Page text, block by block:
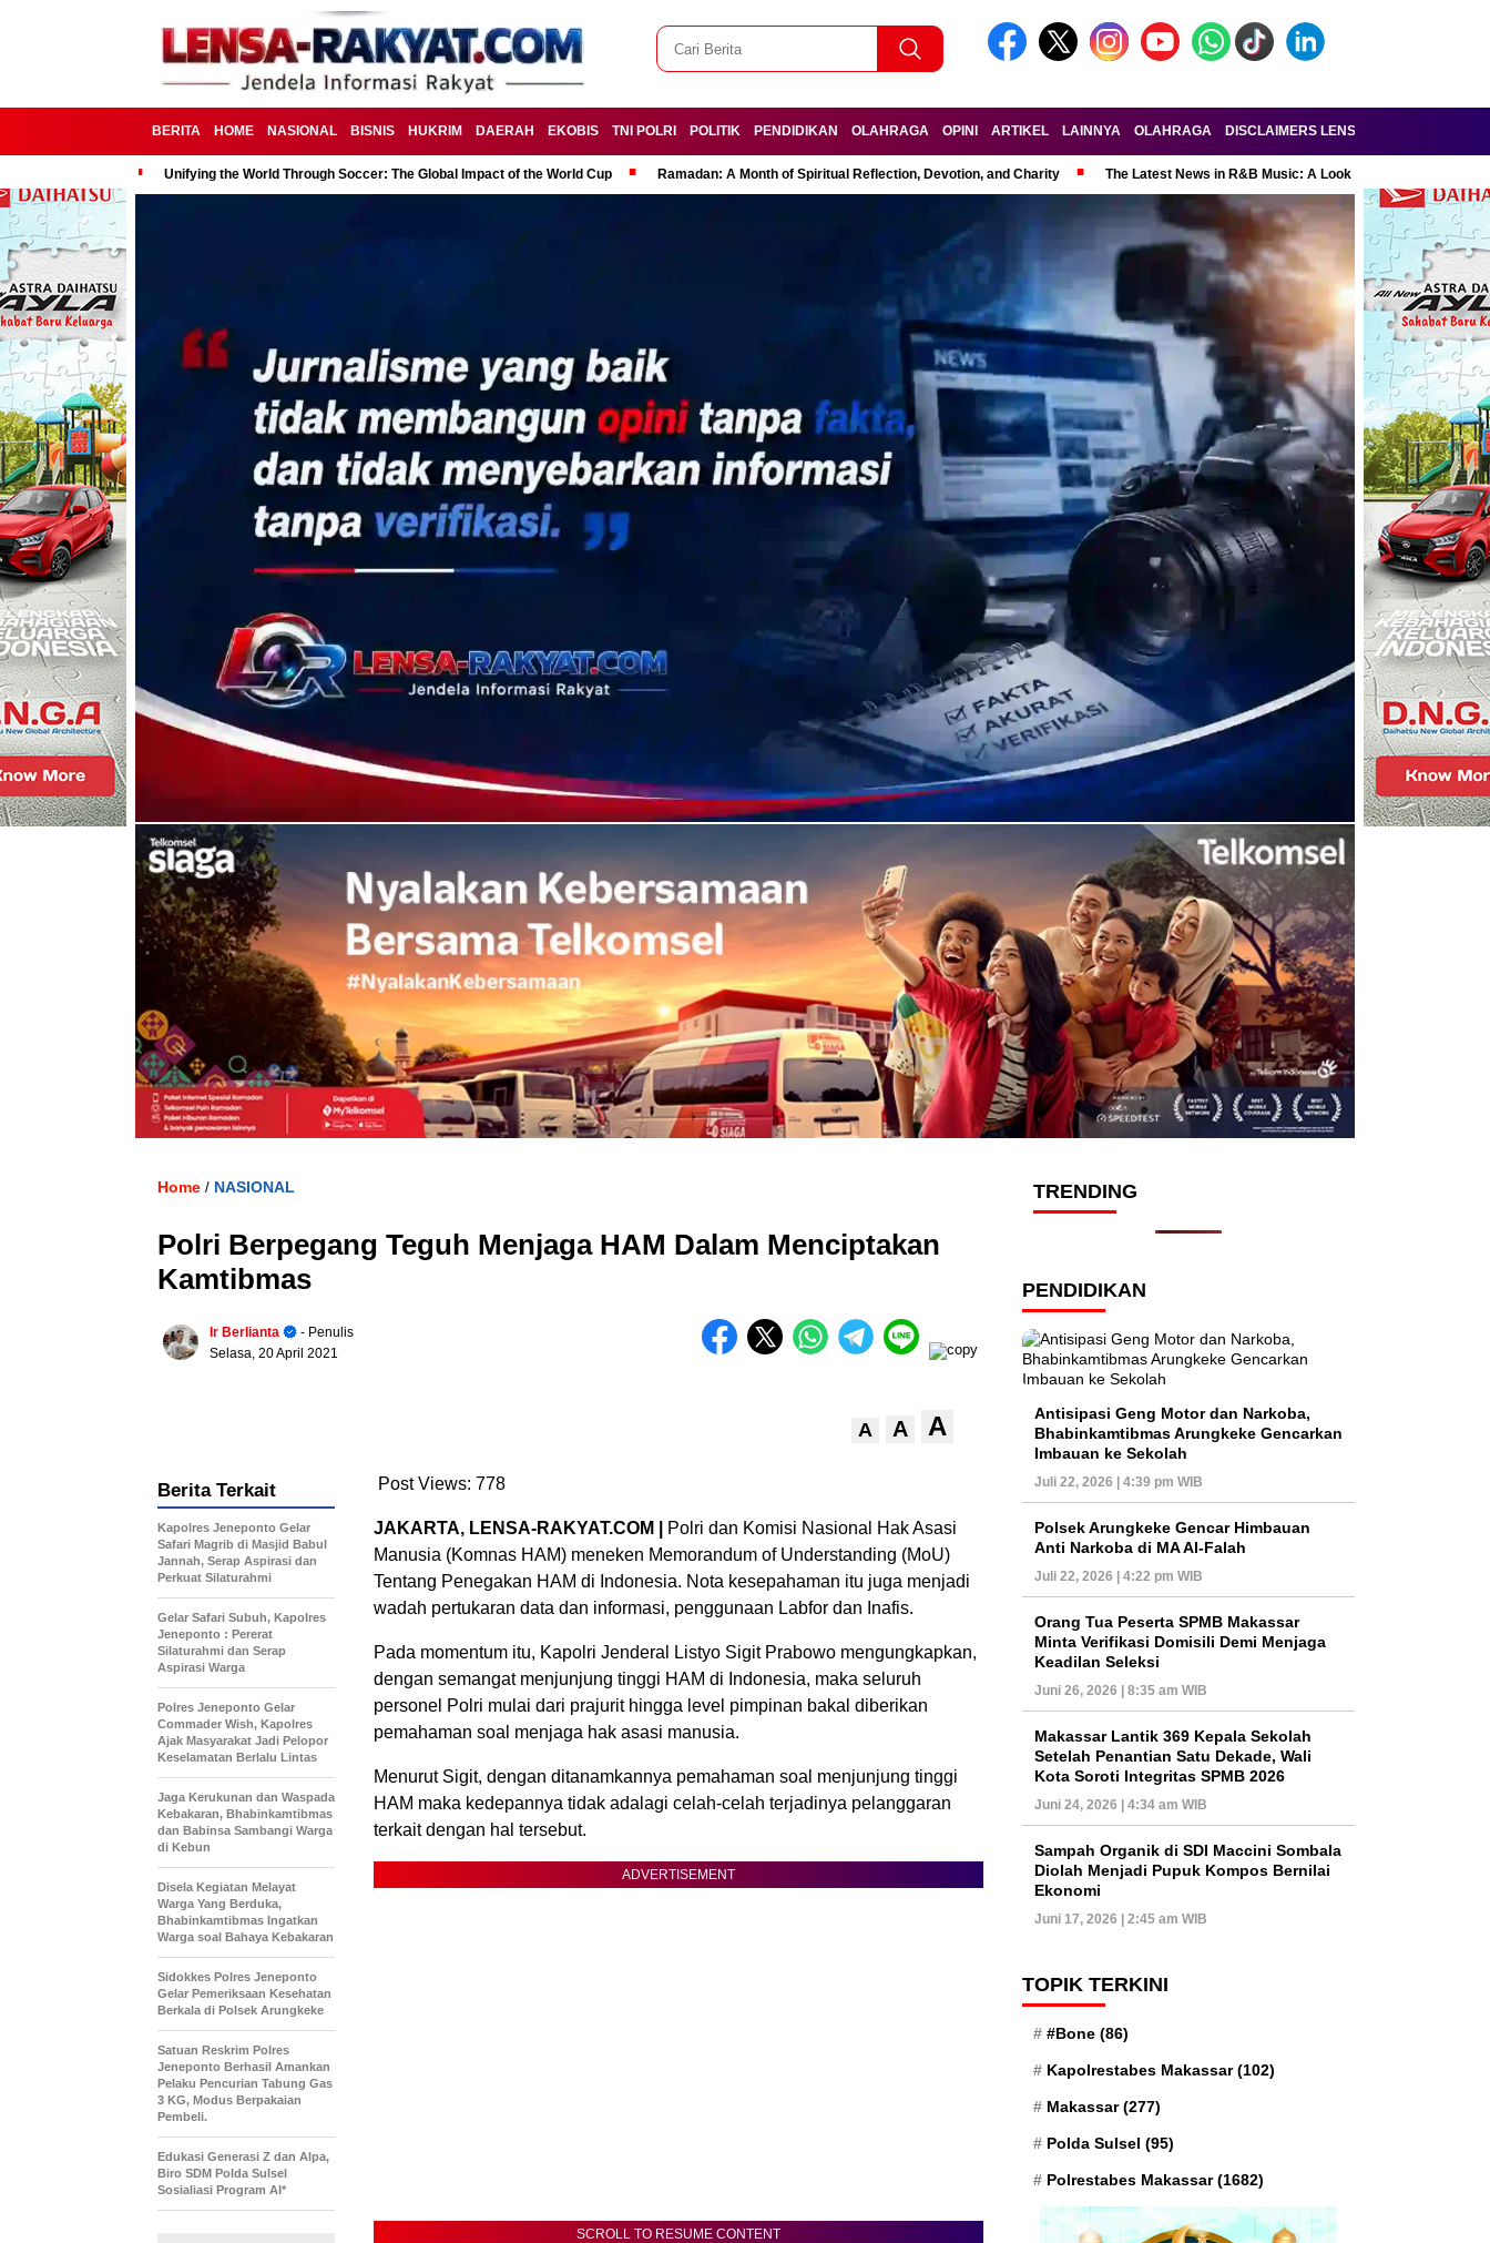
BERITA HOME NASIONAL BISNIS HUKRIM DAERAH EKOBIS TNI POLRI POLITIK PENDIDIKAN OLAHRAGA OPINI ARTIKEL LAINNYA OLAHRAGA DISCLAIMERS LENSA-RAKYAT.COM
Unifying the World Through Soccer: The Global Impact of the World Cup Ramadan: A Month of Spiritual Reflection, Devotion, and Charity The Latest News in R&B Music: A Look at Super Bowl
Home / NASIONAL
Polri Berpegang Teguh Menjaga HAM Dalam Menciptakan
Kamtibmas
Ir Berlianta
- Penulis
Selasa, 20 April 2021
A A A
Post Views: 778
JAKARTA, LENSA-RAKYAT.COM |
Polri dan Komisi Nasional Hak Asasi
Manusia (Komnas HAM) meneken Memorandum of Understanding (MoU)
Tentang Penegakan HAM di Indonesia. Nota kesepahaman itu juga menjadi
wadah pertukaran data dan informasi, penggunaan Labfor dan Inafis.
Pada momentum itu, Kapolri Jenderal Listyo Sigit Prabowo mengungkapkan,
dengan semangat menjunjung tinggi HAM di Indonesia, maka seluruh
personel Polri mulai dari prajurit hingga level pimpinan bakal diberikan
pemahaman soal menjaga hak asasi manusia.
Menurut Sigit, dengan ditanamkannya pemahaman soal menjunjung tinggi
HAM maka kedepannya tidak adalagi celah-celah terjadinya pelanggaran
terkait dengan hal tersebut.
ADVERTISEMENT
SCROLL TO RESUME CONTENT
Berita Terkait
Kapolres Jeneponto Gelar
Safari Magrib di Masjid Babul
Jannah, Serap Aspirasi dan
Perkuat Silaturahmi
Gelar Safari Subuh, Kapolres
Jeneponto : Pererat
Silaturahmi dan Serap
Aspirasi Warga
Polres Jeneponto Gelar
Commader Wish, Kapolres
Ajak Masyarakat Jadi Pelopor
Keselamatan Berlalu Lintas
Jaga Kerukunan dan Waspada
Kebakaran, Bhabinkamtibmas
dan Babinsa Sambangi Warga
di Kebun
Disela Kegiatan Melayat
Warga Yang Berduka,
Bhabinkamtibmas Ingatkan
Warga soal Bahaya Kebakaran
Sidokkes Polres Jeneponto
Gelar Pemeriksaan Kesehatan
Berkala di Polsek Arungkeke
Satuan Reskrim Polres
Jeneponto Berhasil Amankan
Pelaku Pencurian Tabung Gas
3 KG, Modus Berpakaian
Pembeli.
Edukasi Generasi Z dan Alpa,
Biro SDM Polda Sulsel
Sosialiasi Program AI*
TRENDING
PENDIDIKAN
Antisipasi Geng Motor dan Narkoba,
Bhabinkamtibmas Arungkeke Gencarkan
Imbauan ke Sekolah
Juli 22, 2026 | 4:39 pm WIB
Polsek Arungkeke Gencar Himbauan
Anti Narkoba di MA Al-Falah
Juli 22, 2026 | 4:22 pm WIB
Orang Tua Peserta SPMB Makassar
Minta Verifikasi Domisili Demi Menjaga
Keadilan Seleksi
Juni 26, 2026 | 8:35 am WIB
Makassar Lantik 369 Kepala Sekolah
Setelah Penantian Satu Dekade, Wali
Kota Soroti Integritas SPMB 2026
Juni 24, 2026 | 4:34 am WIB
Sampah Organik di SDI Maccini Sombala
Diolah Menjadi Pupuk Kompos Bernilai
Ekonomi
Juni 17, 2026 | 2:45 am WIB
TOPIK TERKINI
#Bone (86)
Kapolrestabes Makassar(102)
Makassar(277)
Polda Sulsel (95)
Polrestabes Makassar(1682)